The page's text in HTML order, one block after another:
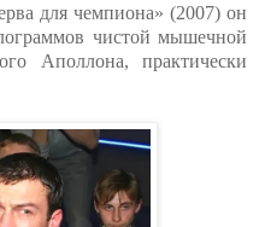
для чемпиона» (2007) он
чистой мышечной
Аполлона, практически